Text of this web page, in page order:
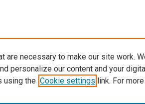
are necessary to make our site work.
personalize our content and your
using the Cookie settings link. For